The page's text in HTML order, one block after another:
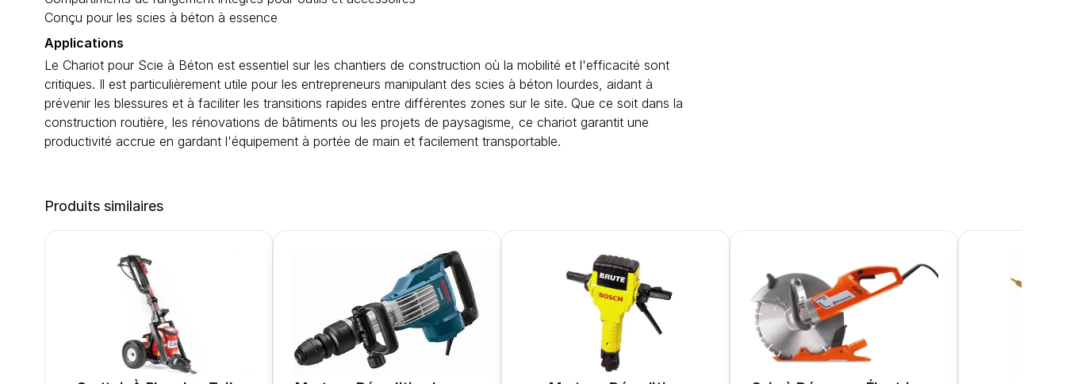
Conçu pour les scies à béton à essence
Applications
Le Chariot pour Scie à Béton est essentiel sur les chantiers de construction où la mobilité et l'efficacité sont
critiques. Il est particulièrement utile pour les entrepreneurs manipulant des scies à béton lourdes, aidant à
prévenir les blessures et à faciliter les transitions rapides entre différentes zones sur le site. Que ce soit dans la
construction routière, les rénovations de bâtiments ou les projets de paysagisme, ce chariot garantit une
productivité accrue en gardant l'équipement à portée de main et facilement transportable.
Produits similaires